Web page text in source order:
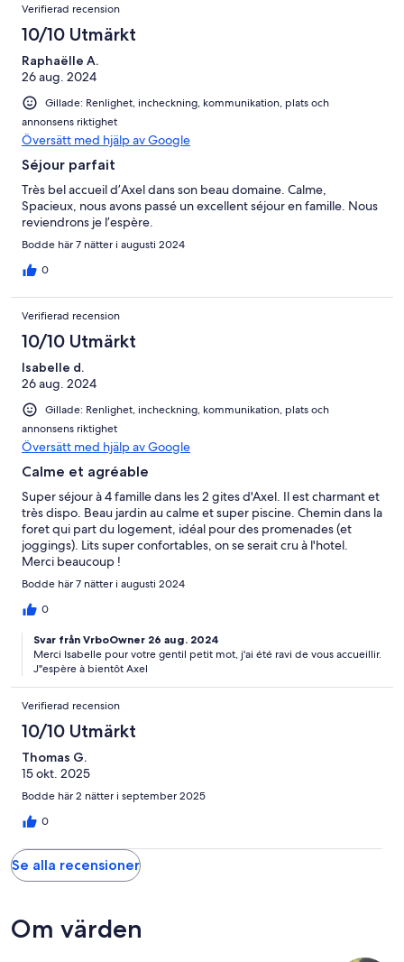
Verifierad recension
10/10 Utmärkt
Raphaëlle A.
26 aug. 2024
Gillade: Renlighet, incheckning, kommunikation, plats och
annonsens riktighet
Översätt med hjälp av Google
Séjour parfait
Très bel accueil d’Axel dans son beau domaine. Calme,
Spacieux, nous avons passé un excellent séjour en famille. Nous
reviendrons je l’espère.
Bodde här 7 nätter i augusti 2024
0
Verifierad recension
10/10 Utmärkt
Isabelle d.
26 aug. 2024
Gillade: Renlighet, incheckning, kommunikation, plats och
annonsens riktighet
Översätt med hjälp av Google
Calme et agréable
Super séjour à 4 famille dans les 2 gites d'Axel. Il est charmant et
très dispo. Beau jardin au calme et super piscine. Chemin dans la
foret qui part du logement, idéal pour des promenades (et
joggings). Lits super confortables, on se serait cru à l'hotel.
Merci beaucoup !
Bodde här 7 nätter i augusti 2024
0
Svar från VrboOwner 26 aug. 2024
Merci Isabelle pour votre gentil petit mot, j'ai été ravi de vous accueillir.
J"espère à bientôt Axel
Verifierad recension
10/10 Utmärkt
Thomas G.
15 okt. 2025
Bodde här 2 nätter i september 2025
0
Se alla recensioner
Om värden